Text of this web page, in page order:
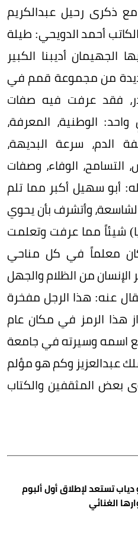
ذكرى رحيل عبدالكريم
أحمد الدويحي: طيلة
الجهيمان أديبنا الكبير
من مجموعة قمم في
فقد عرفت فيه صفات
الوطنية، المعرفة،
الدم، سرعة البديهة،
التسامح، الوفاء، وصفات
أبو سهيل أكبر مما تلم
وأتشرف بأن يحوي
شيئاً مما عرفت وتعلمت
معلماً في كل مناحي
الإنسان من الظلام والجهل
عنه: هذا الرجل مفخرة
هذا الرمز في مكان عام
اسمه وسيرته في جامعة
عبدالعزيز وكم هو مؤلم
بعض المثقفين والكتاب
دياب تستعد لإطلاق أول ألبوم
الغنائي